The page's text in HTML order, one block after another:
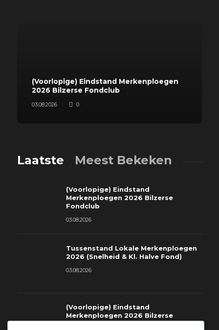
(Voorlopige) Eindstand Merkenploegen
2026 Bilzerse Fondclub
03.08.2026 0
Laatste Meest Bekeken
(Voorlopige) Eindstand
Merkenploegen 2026 Bilzerse
Fondclub
03.08.2026
Tussenstand Lokale Merkenploegen
2026 (Snelheid & Kl. Halve Fond)
03.08.2026
(Voorlopige) Eindstand
Merkenploegen 2026 Bilzerse
Fondclub